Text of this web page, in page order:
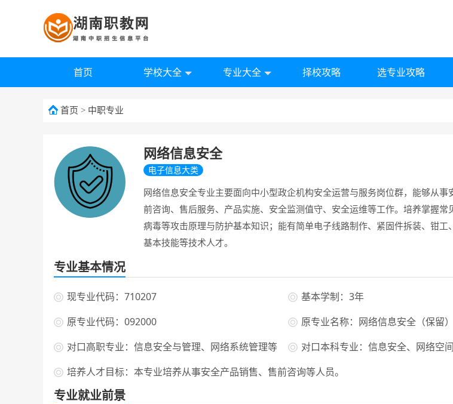
首页 学校大全 专业大全 择校攻略 选专业攻略
首页 > 中职专业
网络信息安全
电子信息大类
网络信息安全专业主要面向中小型政企机构安全运营与服务岗位群，能够从事
前咨询、售后服务、产品实施、安全监测值守、安全运维等工作。培养掌握常
病毒等攻击原理与防护基本知识；能有简单电子线路制作、紧固件拆装、钳工
基本技能等技术人才。
专业基本情况
现专业代码：710207
基本学制：3年
原专业代码：092000
原专业名称：网络信息安全（保留）
对口高职专业：信息安全与管理、网络系统管理等
对口本科专业：信息安全、网络空
培养人才目标：本专业培养从事安全产品销售、售前咨询等人员。
专业就业前景